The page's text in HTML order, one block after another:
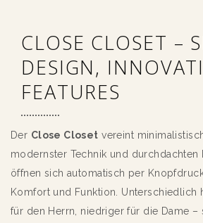
CLOSE CLOSET –
DESIGN,
FEATURES
Der Close Closet vereint
modernster Technik und durchdachten
öffnen sich automatisch per
Komfort und Funktion. Unterschiedlich
für den Herrn, niedriger für die Dame –